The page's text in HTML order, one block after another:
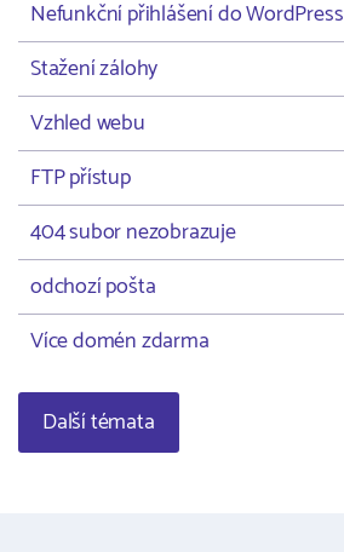
Nefunkční přihlášení do WordPress
Stažení zálohy
Vzhled webu
FTP přístup
404 subor nezobrazuje
odchozí pošta
Více domén zdarma
Další témata